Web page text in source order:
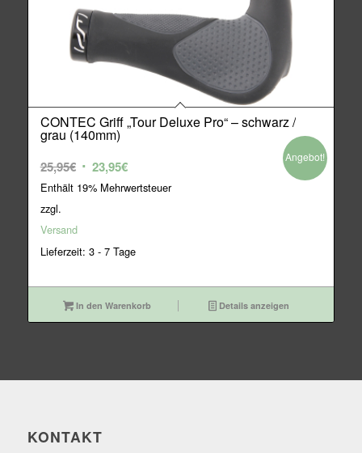
CONTEC Griff „Tour Deluxe Pro“ – schwarz /
grau (140mm)
25,95€ Ursprünglicher
Preis
23,95€Aktueller
Preis
Enthält 19% Mehrwertsteuer
zzgl.
Versand
Lieferzeit: 3 - 7 Tage
Angebot!
In den Warenkorb Details anzeigen
KONTAKT